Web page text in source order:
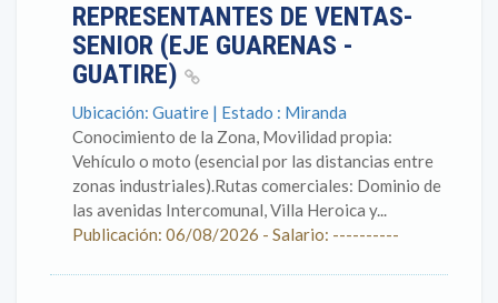
REPRESENTANTES DE VENTAS-
SENIOR (EJE GUARENAS -
GUATIRE)
Ubicación: Guatire | Estado : Miranda
Conocimiento de la Zona, Movilidad propia:
Vehículo o moto (esencial por las distancias entre
zonas industriales).Rutas comerciales: Dominio de
las avenidas Intercomunal, Villa Heroica y...
Publicación: 06/08/2026 - Salario: ----------